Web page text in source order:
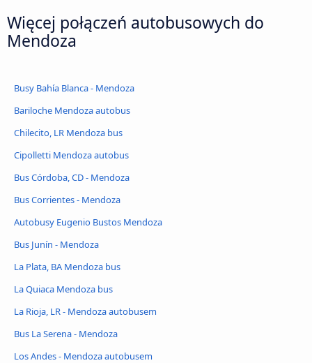
Więcej połączeń autobusowych do
Mendoza
Busy Bahía Blanca - Mendoza
Bariloche Mendoza autobus
Chilecito, LR Mendoza bus
Cipolletti Mendoza autobus
Bus Córdoba, CD - Mendoza
Bus Corrientes - Mendoza
Autobusy Eugenio Bustos Mendoza
Bus Junín - Mendoza
La Plata, BA Mendoza bus
La Quiaca Mendoza bus
La Rioja, LR - Mendoza autobusem
Bus La Serena - Mendoza
Los Andes - Mendoza autobusem